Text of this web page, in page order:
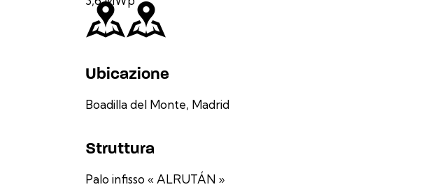
Ubicazione
Boadilla del Monte, Madrid
Struttura
Palo infisso « ALRUTÁN »